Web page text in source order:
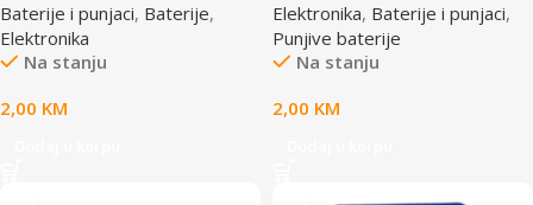
CR2025-01
Baterije i punjaci, Baterije,
Elektronika
Na stanju
2,00 KM
Elektronika, Baterije i punjaci,
Punjive baterije
Na stanju
2,00 KM